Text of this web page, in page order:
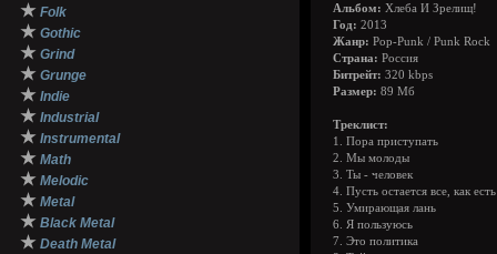
★ Folk
★ Gothic
★ Grind
★ Grunge
★ Indie
★ Industrial
★ Instrumental
★ Math
★ Melodic
★ Metal
★ Black Metal
★ Death Metal
Альбом: Хлеба И Зрелищ!
Год: 2013
Жанр: Pop-Punk / Punk Rock
Страна: Россия
Битрейт: 320 kbps
Размер: 89 Мб
Треклист:
1. Пора приступать
2. Мы молоды
3. Ты - человек
4. Пусть остается все, как есть
5. Умирающая лань
6. Я пользуюсь
7. Это политика